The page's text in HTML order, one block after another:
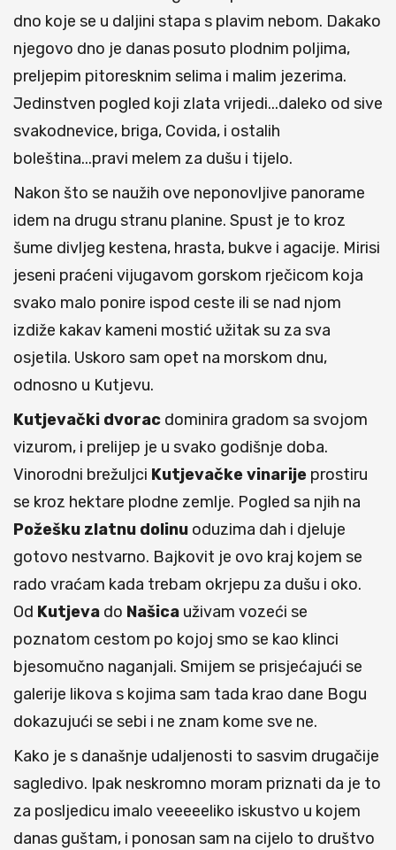
dno koje se u daljini stapa s plavim nebom. Dakako
njegovo dno je danas posuto plodnim poljima,
preljepim pitoresknim selima i malim jezerima.
Jedinstven pogled koji zlata vrijedi...daleko od sive
svakodnevice, briga, Covida, i ostalih
boleština...pravi melem za dušu i tijelo.
Nakon što se naužih ove neponovljive panorame
idem na drugu stranu planine. Spust je to kroz
šume divljeg kestena, hrasta, bukve i agacije. Mirisi
jeseni praćeni vijugavom gorskom rječicom koja
svako malo ponire ispod ceste ili se nad njom
izdiže kakav kameni mostić užitak su za sva
osjetila. Uskoro sam opet na morskom dnu,
odnosno u Kutjevu.
Kutjevački dvorac dominira gradom sa svojom
vizurom, i prelijep je u svako godišnje doba.
Vinorodni brežuljci Kutjevačkevinarije prostiru
se kroz hektare plodne zemlje. Pogled sa njih na
Požešku zlatnu dolinu oduzima dah i djeluje
gotovo nestvarno. Bajkovit je ovo kraj kojem se
rado vraćam kada trebam okrjepu za dušu i oko.
Od Kutjeva do Našica uživam vozeći se
poznatom cestom po kojoj smo se kao klinci
bjesomučno naganjali. Smijem se prisjećajući se
galerije likova s kojima sam tada krao dane Bogu
dokazujući se sebi i ne znam kome sve ne.
Kako je s današnje udaljenosti to sasvim drugačije
sagledivo. Ipak neskromno moram priznati da je to
za posljedicu imalo veeeeeliko iskustvo u kojem
danas guštam, i ponosan sam na cijelo to društvo